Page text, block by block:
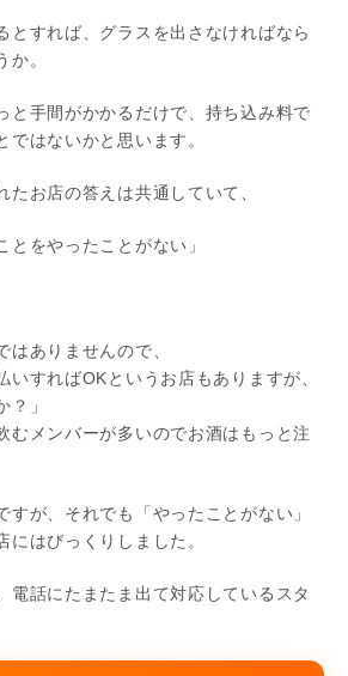
とすれば、グラスを出さなければなら
か。
と手間がかかるだけで、持ち込み料で
ではないかと思います。
たお店の答えは共通していて、
とをやったことがない」
はありませんので、
いすればOKというお店もありますが、
？」
むメンバーが多いのでお酒はもっと注
すが、それでも「やったことがない」
にはびっくりしました。
電話にたまたま出て対応しているスタ